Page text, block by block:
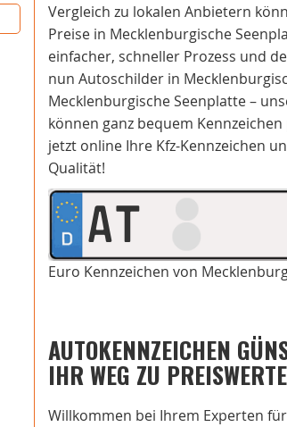
Vergleich zu lokalen Anbietern
Preise in Mecklenburgische
einfacher, schneller Prozess und
nun Autoschilder in
Mecklenburgische Seenplatte –
können ganz bequem
jetzt online Ihre Kfz-Kennzeichen
Qualität!
AT
Euro Kennzeichen von
AUTOKENNZEICHEN
IHR WEG ZU
Willkommen bei Ihrem Experten